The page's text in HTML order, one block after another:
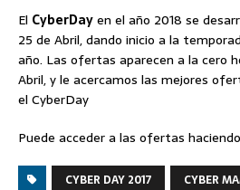
El CyberDayen el año 2018 se
25 de Abril, dando inicio a la
año. Las ofertas aparecen a la cero
Abril, y le acercamos las mejores
el CyberDay
Puede acceder a las ofertas haciendo
CYBER DAY 2017 CYBER